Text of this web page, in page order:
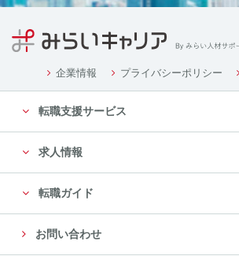
企業情報 プライバシーポリシー
転職支援サービス
求人情報
転職ガイド
お問い合わせ